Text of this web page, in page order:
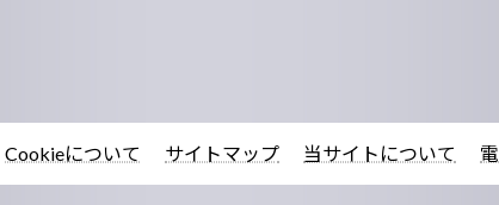
Cookieについて サイトマップ 当サイトについて